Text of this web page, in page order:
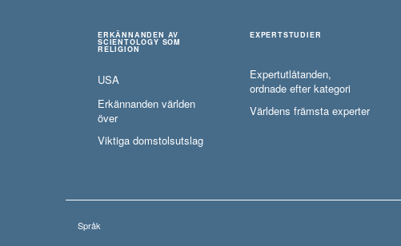
ERKÄNNANDEN AV
SCIENTOLOGY SOM
RELIGION
USA
Erkännanden världen
över
Viktiga domstolsutslag
EXPERTSTUDIER
Expertutlåtanden,
ordnade efter kategori
Världens främsta experter
Språk